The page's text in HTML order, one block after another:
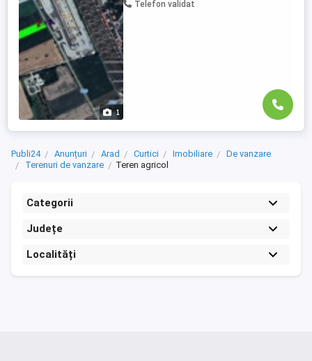
1
Telefon validat
Publi24 Anunțuri Arad Curtici Imobiliare
De vanzare
Terenuri de vanzare
Teren agricol
Categorii
Județe
Localități